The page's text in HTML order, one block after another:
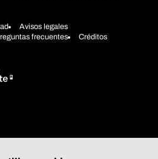
Avisos legales
frecuentes Créditos